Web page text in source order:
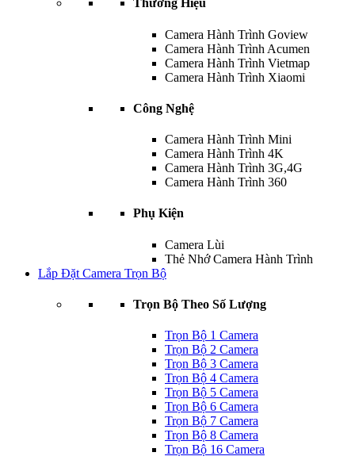
Thương Hiệu
Camera Hành Trình Goview
Camera Hành Trình Acumen
Camera Hành Trình Vietmap
Camera Hành Trình Xiaomi
Công Nghệ
Camera Hành Trình Mini
Camera Hành Trình 4K
Camera Hành Trình 3G,4G
Camera Hành Trình 360
Phụ Kiện
Camera Lùi
Thẻ Nhớ Camera Hành Trình
Lắp Đặt Camera Trọn Bộ
Trọn Bộ Theo Số Lượng
Trọn Bộ 1 Camera
Trọn Bộ 2 Camera
Trọn Bộ 3 Camera
Trọn Bộ 4 Camera
Trọn Bộ 5 Camera
Trọn Bộ 6 Camera
Trọn Bộ 7 Camera
Trọn Bộ 8 Camera
Trọn Bộ 16 Camera